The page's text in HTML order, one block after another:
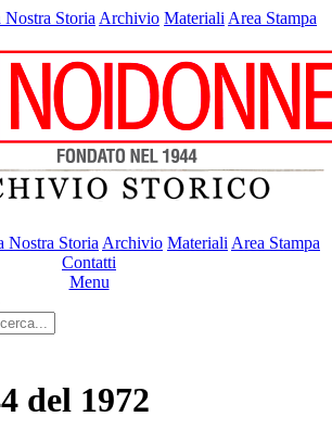
Nostra Storia Archivio Materiali Area Stampa
Nostra Storia Archivio Materiali Area Stampa
Contatti
Menu
del 1972